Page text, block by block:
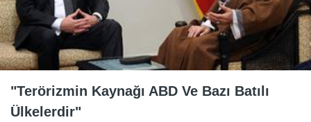
"Terörizmin Kaynağı ABD Ve Bazı Batılı
Ülkelerdir"